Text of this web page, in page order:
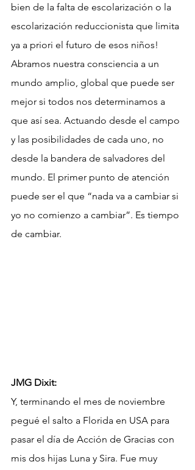
bien de la falta de escolarización o la
escolarización reduccionista que limita
ya a priori el futuro de esos niños!
Abramos nuestra consciencia a un
mundo amplio, global que puede ser
mejor si todos nos determinamos a
que así sea. Actuando desde el campo
y las posibilidades de cada uno, no
desde la bandera de salvadores del
mundo. El primer punto de atención
puede ser el que “nada va a cambiar si
yo no comienzo a cambiar”. Es tiempo
de cambiar.
JMG Dixit:
Y, terminando el mes de noviembre
pegué el salto a Florida en USA para
pasar el día de Acción de Gracias con
mis dos hijas Luna y Sira. Fue muy